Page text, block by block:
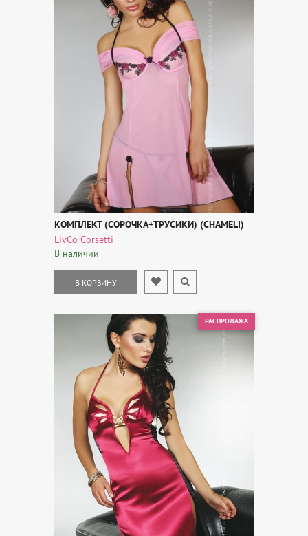
КОМПЛЕКТ (СОРОЧКА+ТРУСИКИ) (CHAMELI)
LivCo Corsetti
В наличии
В КОРЗИНУ
РАСПРОДАЖА